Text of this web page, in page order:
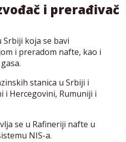
i prerađivač
Srbiji koja se bavi
i preradom nafte, kao i
stanica u Srbiji i
i Hercegovini, Rumuniji i
se u Rafineriji nafte u
NIS-a.